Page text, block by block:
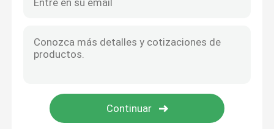
Múltiple de la matanza de la obstrucción
Brocas de PDC